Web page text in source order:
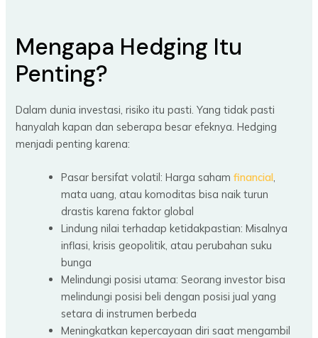
Mengapa Hedging Itu
Penting?
Dalam dunia investasi, risiko itu pasti. Yang tidak pasti
hanyalah kapan dan seberapa besar efeknya. Hedging
menjadi penting karena:
Pasar bersifat volatil: Harga sahamfinancial,
mata uang, atau komoditas bisa naik turun
drastis karena faktor global
Lindung nilai terhadap ketidakpastian: Misalnya
inflasi, krisis geopolitik, atau perubahan suku
bunga
Melindungi posisi utama: Seorang investor bisa
melindungi posisi beli dengan posisi jual yang
setara di instrumen berbeda
Meningkatkan kepercayaan diri saat mengambil